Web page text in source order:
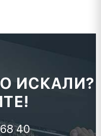
ИСКАЛИ?
40